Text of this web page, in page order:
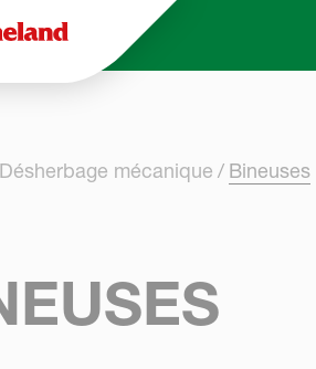
Désherbage mécanique Bineuses
cookies